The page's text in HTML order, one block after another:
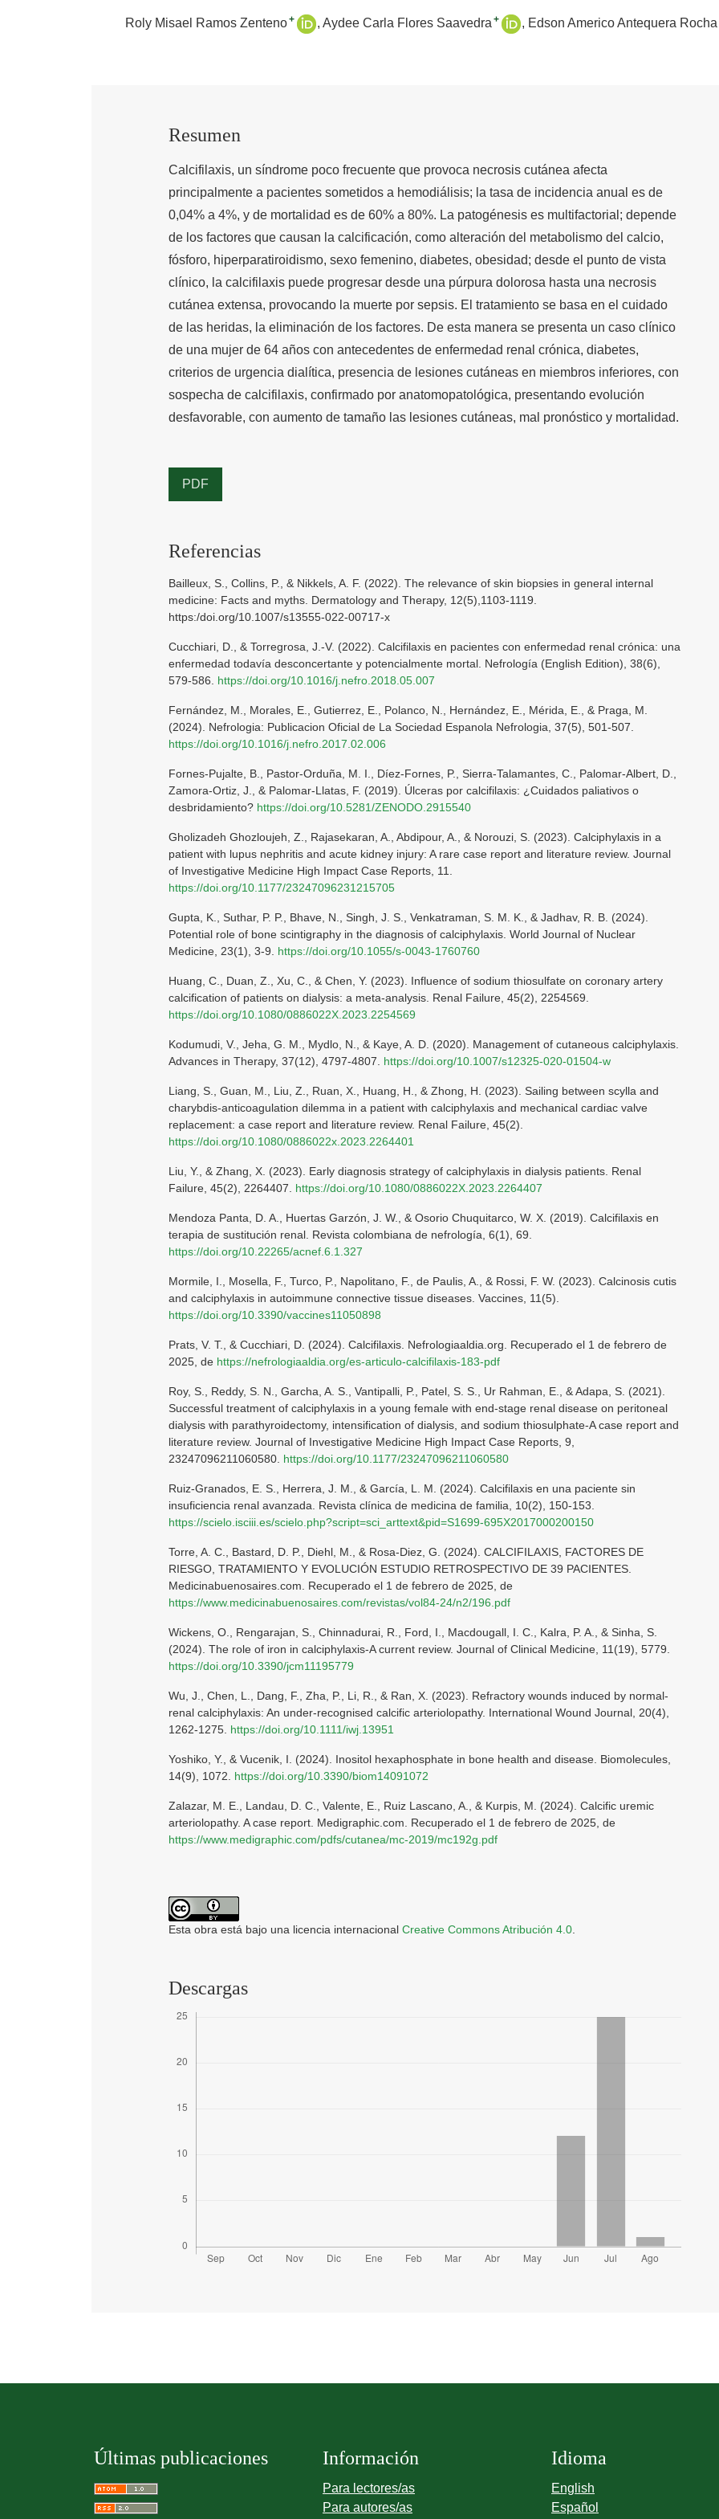
Roly Misael Ramos Zenteno+ Aydee Carla Flores Saavedra + Edson Americo Antequera Rocha
Resumen
Calcifilaxis, un síndrome poco frecuente que provoca necrosis cutánea afecta
principalmente a pacientes sometidos a hemodiálisis; la tasa de incidencia anual es de
0,04% a 4%, y de mortalidad es de 60% a 80%. La patogénesis es multifactorial; depende
de los factores que causan la calcificación, como alteración del metabolismo del calcio,
fósforo, hiperparatiroidismo, sexo femenino, diabetes, obesidad; desde el punto de vista
clínico, la calcifilaxis puede progresar desde una púrpura dolorosa hasta una necrosis
cutánea extensa, provocando la muerte por sepsis. El tratamiento se basa en el cuidado
de las heridas, la eliminación de los factores. De esta manera se presenta un caso clínico
de una mujer de 64 años con antecedentes de enfermedad renal crónica, diabetes,
criterios de urgencia dialítica, presencia de lesiones cutáneas en miembros inferiores, con
sospecha de calcifilaxis, confirmado por anatomopatológica, presentando evolución
desfavorable, con aumento de tamaño las lesiones cutáneas, mal pronóstico y mortalidad.
PDF
Referencias
Bailleux, S., Collins, P., & Nikkels, A. F. (2022). The relevance of skin biopsies in general internal
medicine: Facts and myths. Dermatology and Therapy, 12(5),1103-1119.
https:/doi.org/10.1007/s13555-022-00717-x
Cucchiari, D., & Torregrosa, J.-V. (2022). Calcifilaxis en pacientes con enfermedad renal crónica: una
enfermedad todavía desconcertante y potencialmente mortal. Nefrología (English Edition), 38(6),
579-586. https://doi.org/10.1016/j.nefro.2018.05.007
Fernández, M., Morales, E., Gutierrez, E., Polanco, N., Hernández, E., Mérida, E., & Praga, M.
(2024). Nefrologia: Publicacion Oficial de La Sociedad Espanola Nefrologia, 37(5), 501-507.
https://doi.org/10.1016/j.nefro.2017.02.006
Fornes-Pujalte, B., Pastor-Orduña, M. I., Díez-Fornes, P., Sierra-Talamantes, C., Palomar-Albert, D.,
Zamora-Ortiz, J., & Palomar-Llatas, F. (2019). Úlceras por calcifilaxis: ¿Cuidados paliativos o
desbridamiento? https://doi.org/10.5281/ZENODO.2915540
Gholizadeh Ghozloujeh, Z., Rajasekaran, A., Abdipour, A., & Norouzi, S. (2023). Calciphylaxis in a
patient with lupus nephritis and acute kidney injury: A rare case report and literature review. Journal
of Investigative Medicine High Impact Case Reports, 11.
https://doi.org/10.1177/23247096231215705
Gupta, K., Suthar, P. P., Bhave, N., Singh, J. S., Venkatraman, S. M. K., & Jadhav, R. B. (2024).
Potential role of bone scintigraphy in the diagnosis of calciphylaxis. World Journal of Nuclear
Medicine, 23(1), 3-9. https://doi.org/10.1055/s-0043-1760760
Huang, C., Duan, Z., Xu, C., & Chen, Y. (2023). Influence of sodium thiosulfate on coronary artery
calcification of patients on dialysis: a meta-analysis. Renal Failure, 45(2), 2254569.
https://doi.org/10.1080/0886022X.2023.2254569
Kodumudi, V., Jeha, G. M., Mydlo, N., & Kaye, A. D. (2020). Management of cutaneous calciphylaxis.
Advances in Therapy, 37(12), 4797-4807. https://doi.org/10.1007/s12325-020-01504-w
Liang, S., Guan, M., Liu, Z., Ruan, X., Huang, H., & Zhong, H. (2023). Sailing between scylla and
charybdis-anticoagulation dilemma in a patient with calciphylaxis and mechanical cardiac valve
replacement: a case report and literature review. Renal Failure, 45(2).
https://doi.org/10.1080/0886022x.2023.2264401
Liu, Y., & Zhang, X. (2023). Early diagnosis strategy of calciphylaxis in dialysis patients. Renal
Failure, 45(2), 2264407. https://doi.org/10.1080/0886022X.2023.2264407
Mendoza Panta, D. A., Huertas Garzón, J. W., & Osorio Chuquitarco, W. X. (2019). Calcifilaxis en
terapia de sustitución renal. Revista colombiana de nefrología, 6(1), 69.
https://doi.org/10.22265/acnef.6.1.327
Mormile, I., Mosella, F., Turco, P., Napolitano, F., de Paulis, A., & Rossi, F. W. (2023). Calcinosis cutis
and calciphylaxis in autoimmune connective tissue diseases. Vaccines, 11(5).
https://doi.org/10.3390/vaccines11050898
Prats, V. T., & Cucchiari, D. (2024). Calcifilaxis. Nefrologiaaldia.org. Recuperado el 1 de febrero de
2025, de https://nefrologiaaldia.org/es-articulo-calcifilaxis-183-pdf
Roy, S., Reddy, S. N., Garcha, A. S., Vantipalli, P., Patel, S. S., Ur Rahman, E., & Adapa, S. (2021).
Successful treatment of calciphylaxis in a young female with end-stage renal disease on peritoneal
dialysis with parathyroidectomy, intensification of dialysis, and sodium thiosulphate-A case report and
literature review. Journal of Investigative Medicine High Impact Case Reports, 9,
23247096211060580. https://doi.org/10.1177/23247096211060580
Ruiz-Granados, E. S., Herrera, J. M., & García, L. M. (2024). Calcifilaxis en una paciente sin
insuficiencia renal avanzada. Revista clínica de medicina de familia, 10(2), 150-153.
https://scielo.isciii.es/scielo.php?script=sci_arttext&pid=S1699-695X2017000200150
Torre, A. C., Bastard, D. P., Diehl, M., & Rosa-Diez, G. (2024). CALCIFILAXIS, FACTORES DE
RIESGO, TRATAMIENTO Y EVOLUCIÓN ESTUDIO RETROSPECTIVO DE 39 PACIENTES.
Medicinabuenosaires.com. Recuperado el 1 de febrero de 2025, de
https://www.medicinabuenosaires.com/revistas/vol84-24/n2/196.pdf
Wickens, O., Rengarajan, S., Chinnadurai, R., Ford, I., Macdougall, I. C., Kalra, P. A., & Sinha, S.
(2024). The role of iron in calciphylaxis-A current review. Journal of Clinical Medicine, 11(19), 5779.
https://doi.org/10.3390/jcm11195779
Wu, J., Chen, L., Dang, F., Zha, P., Li, R., & Ran, X. (2023). Refractory wounds induced by normal-
renal calciphylaxis: An under-recognised calcific arteriolopathy. International Wound Journal, 20(4),
1262-1275. https://doi.org/10.1111/iwj.13951
Yoshiko, Y., & Vucenik, I. (2024). Inositol hexaphosphate in bone health and disease. Biomolecules,
14(9), 1072. https://doi.org/10.3390/biom14091072
Zalazar, M. E., Landau, D. C., Valente, E., Ruiz Lascano, A., & Kurpis, M. (2024). Calcific uremic
arteriolopathy. A case report. Medigraphic.com. Recuperado el 1 de febrero de 2025, de
https://www.medigraphic.com/pdfs/cutanea/mc-2019/mc192g.pdf
Esta obra está bajo una licencia internacional Creative Commons Atribución 4.0
Descargas
Últimas publicaciones Información
Para lectores/as
Para autores/as
Idioma
English
Español